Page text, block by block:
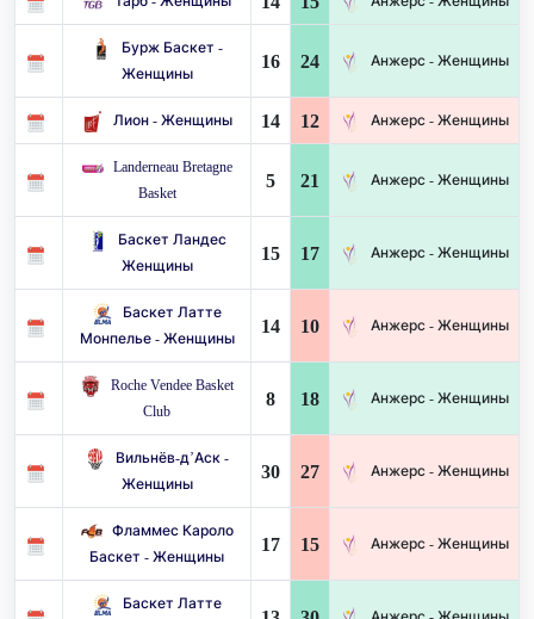
Бурж Баскет -
Женщины
16 24 Анжерс - Женщины
Лион - Женщины 14 12 Анжерс - Женщины
Landerneau Bretagne
Basket
5 21 Анжерс - Женщины
Баскет Ландес
Женщины
15 17 Анжерс - Женщины
Баскет Латте
Монпелье - Женщины
14 10 Анжерс - Женщины
Roche Vendee Basket
Club
8 18 Анжерс - Женщины
Вильнёв-д’Аск -
Женщины
30 27 Анжерс - Женщины
Фламмес Кароло
Баскет - Женщины
17 15 Анжерс - Женщины
Баскет Латте